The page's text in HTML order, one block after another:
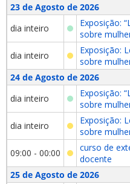
23 de Agosto de 2026
dia inteiro
Exposição:
sobre
dia inteiro
Exposição:
sobre
24 de Agosto de 2026
dia inteiro
Exposição:
sobre
dia inteiro
Exposição:
sobre
09:00 - 00:00
curso de
docente
25 de Agosto de 2026